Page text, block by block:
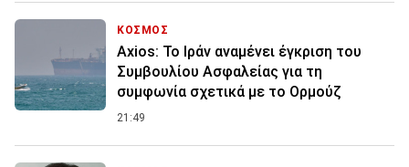
ΚΟΣΜΟΣ
Axios: Το Ιράν αναμένει έγκριση του
Συμβουλίου Ασφαλείας για τη
συμφωνία σχετικά με το Ορμούζ
21:49